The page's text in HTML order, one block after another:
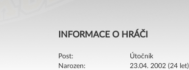
INFORMACE O HRÁČI
Post:
Útočník
Narozen:
23.04. 2002 (24 let)